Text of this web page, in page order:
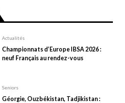
Actualités
Championnats d’Europe IBSA 2026 :
neuf Français au rendez-vous
Seniors
Géorgie, Ouzbékistan, Tadjikistan :